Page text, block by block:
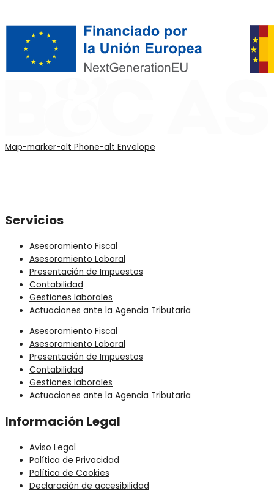
Map-marker-alt Phone-alt Envelope
Servicios
Asesoramiento Fiscal
Asesoramiento Laboral
Presentación de Impuestos
Contabilidad
Gestiones laborales
Actuaciones ante la Agencia Tributaria
Asesoramiento Fiscal
Asesoramiento Laboral
Presentación de Impuestos
Contabilidad
Gestiones laborales
Actuaciones ante la Agencia Tributaria
Información Legal
Aviso Legal
Política de Privacidad
Política de Cookies
Declaración de accesibilidad